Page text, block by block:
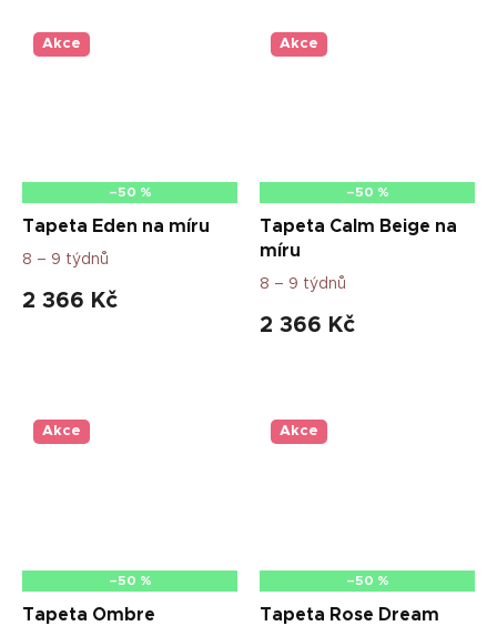
Akce
–50 %
Tapeta Eden na míru
8 – 9 týdnů
2 366 Kč
Akce
–50 %
Tapeta Calm Beige na
míru
8 – 9 týdnů
2 366 Kč
Akce
–50 %
Tapeta Ombre
Akce
–50 %
Tapeta Rose Dream